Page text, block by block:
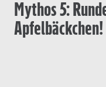
Mythos 5:
Apfelbäckchen!